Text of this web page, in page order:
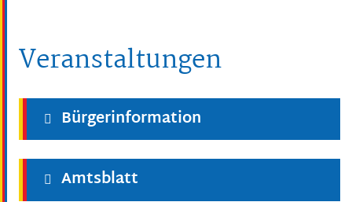
Veranstaltungen
Bürgerinformation
Amtsblatt